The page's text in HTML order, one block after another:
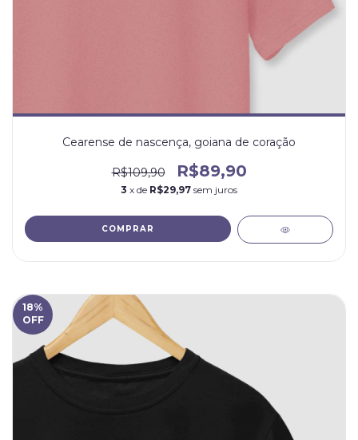
Cearense de nascença, goiana de coração
R$109,90 R$89,90
3 x de R$29,97 sem juros
COMPRAR
18%
OFF